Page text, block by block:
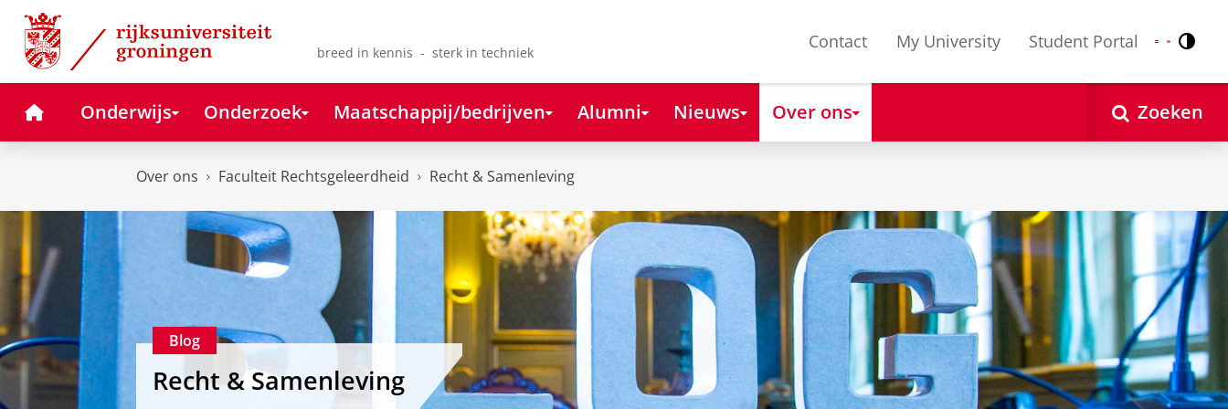
Skip
Content
Skip
Navigation
breed in kennis - sterk in techniek
Contact My University Student Portal Nederlands
English
HomeOnderwijs Onderzoek Maatschappij/bedrijven Alumni Nieuws Over ons Zoeken
Over ons Faculteit Rechtsgeleerdheid Recht & Samenleving
Blog
Recht & Samenleving